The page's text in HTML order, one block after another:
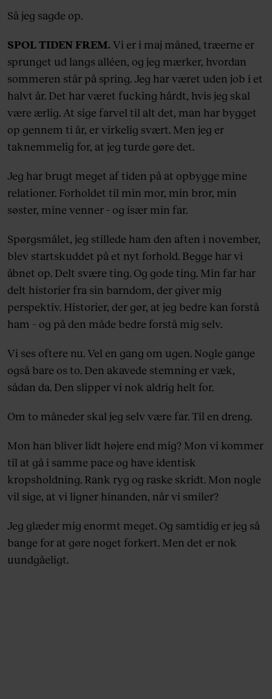
Så jeg sagde op.
SPOL TIDEN FREM. Vi er i maj måned, træerne er
sprunget ud langs alléen, og jeg mærker, hvordan
sommeren står på spring. Jeg har været uden job i et
halvt år. Det har været fucking hårdt, hvis jeg skal
være ærlig. At sige farvel til alt det, man har bygget
op gennem ti år, er virkelig svært. Men jeg er
taknemmelig for, at jeg turde gøre det.
Jeg har brugt meget af tiden på at opbygge mine
relationer. Forholdet til min mor, min bror, min
søster, mine venner - og især min far.
Spørgsmålet, jeg stillede ham den aften i november,
blev startskuddet på et nyt forhold. Begge har vi
åbnet op. Delt svære ting. Og gode ting. Min far har
delt historier fra sin barndom, der giver mig
perspektiv. Historier, der gør, at jeg bedre kan forstå
ham – og på den måde bedre forstå mig selv.
Vi ses oftere nu. Vel en gang om ugen. Nogle gange
også bare os to. Den akavede stemning er væk,
sådan da. Den slipper vi nok aldrig helt for.
Om to måneder skal jeg selv være far. Til en dreng.
Mon han bliver lidt højere end mig? Mon vi kommer
til at gå i samme pace og have identisk
kropsholdning. Rank ryg og raske skridt. Mon nogle
vil sige, at vi ligner hinanden, når vi smiler?
Jeg glæder mig enormt meget. Og samtidig er jeg så
bange for at gøre noget forkert. Men det er nok
uundgåeligt.